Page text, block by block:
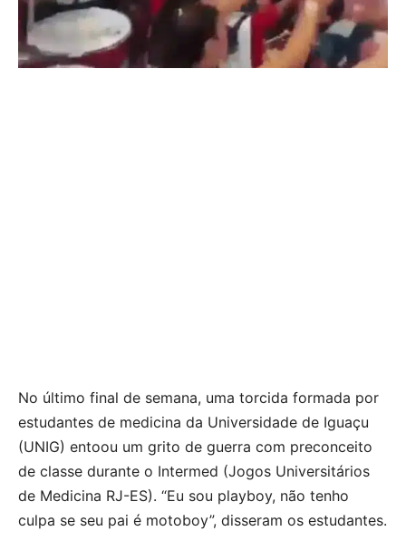
No último final de semana, uma torcida formada por
estudantes de medicina da Universidade de Iguaçu
(UNIG) entoou um grito de guerra com preconceito
de classe durante o Intermed (Jogos Universitários
de Medicina RJ-ES). “Eu sou playboy, não tenho
culpa se seu pai é motoboy”, disseram os estudantes.